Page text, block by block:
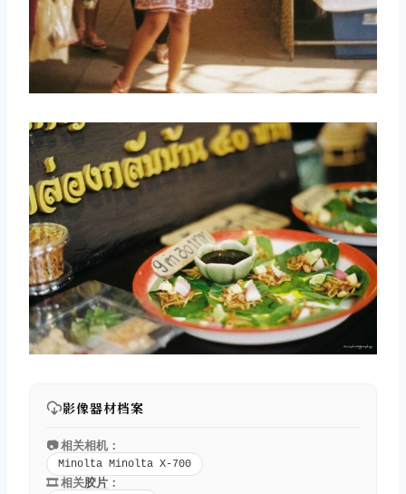
影像器材档案
📷 相关相机：
Minolta Minolta X-700
🎞️ 相关胶片 ：